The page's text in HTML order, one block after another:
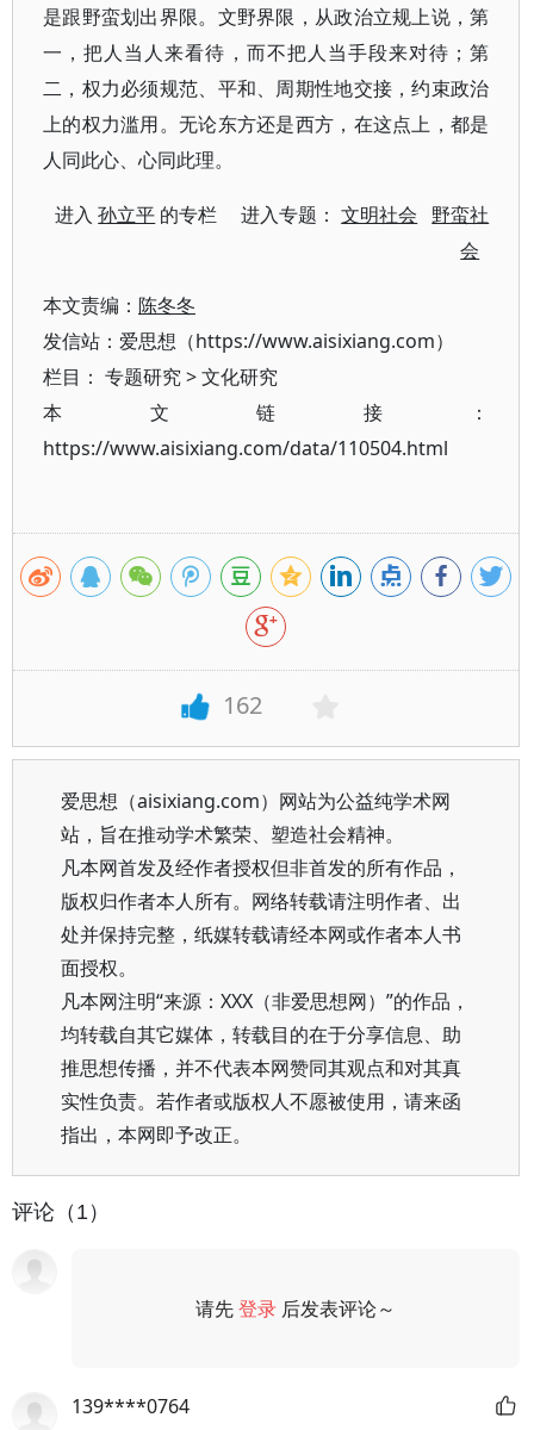
是跟野蛮划出界限。文野界限，从政治立规上说，第
一，把人当人来看待，而不把人当手段来对待；第
二，权力必须规范、平和、周期性地交接，约束政治
上的权力滥用。无论东方还是西方，在这点上，都是
人同此心、心同此理。
进入孙立平 的专栏 进入专题：文明社会
野蛮社
会
本文责编： 陈冬冬
发信站：爱思想（https://www.aisixiang.com）
栏目： 专题研究>文化研究
本文链接：
https://www.aisixiang.com/data/110504.html
162
爱思想（aisixiang.com）网站为公益纯学术网
站，旨在推动学术繁荣、塑造社会精神。
凡本网首发及经作者授权但非首发的所有作品，
版权归作者本人所有。网络转载请注明作者、出
处并保持完整，纸媒转载请经本网或作者本人书
面授权。
凡本网注明“来源：XXX（非爱思想网）”的作品，
均转载自其它媒体，转载目的在于分享信息、助
推思想传播，并不代表本网赞同其观点和对其真
实性负责。若作者或版权人不愿被使用，请来函
指出，本网即予改正。
评论（1）
请先登录 后发表评论～
139****0764